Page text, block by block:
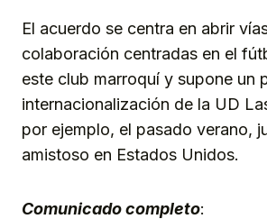
El acuerdo se centra en abrir
colaboración centradas en el
este club marroquí y supone un
internacionalización de la UD
por ejemplo, el pasado verano,
amistoso en Estados Unidos.
Comunicado completo: